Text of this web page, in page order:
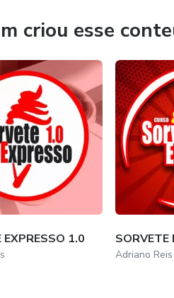
criou esse
EXPRESSO 1.0 SORVETE
Adriano Reis